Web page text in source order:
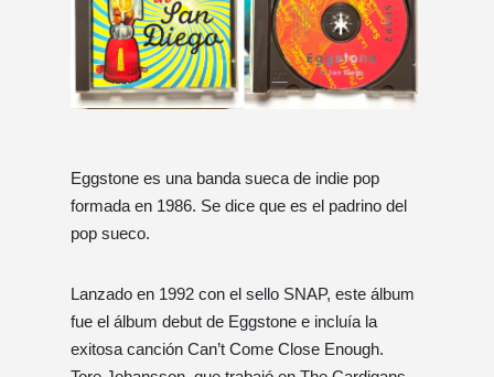
Eggstone es una banda sueca de indie pop
formada en 1986. Se dice que es el padrino del
pop sueco.
Lanzado en 1992 con el sello SNAP, este álbum
fue el álbum debut de Eggstone e incluía la
exitosa canción Can’t Come Close Enough.